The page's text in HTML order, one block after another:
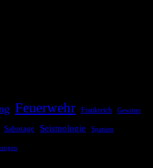
Feuerwehr Frankreich Gewitter
Sabotage Seismologie Spanien